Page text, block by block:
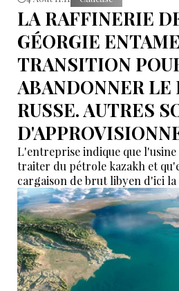
LA RAFFINERIE
GÉORGIE
TRANSITION
ABANDONNER LE
RUSSE. AUTRES
L'entreprise indique que l'usine
traiter du pétrole kazakh et
cargaison de brut libyen d'ici